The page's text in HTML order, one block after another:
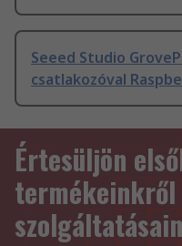
Seeed Studio
csatlakozóval
Értesüljön
termékeinkről